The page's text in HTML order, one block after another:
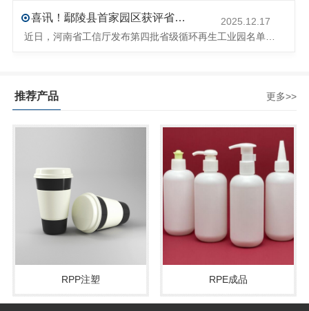
喜讯！鄢陵县首家园区获评省级循环再生工业园
2025.12.17
推荐产品 更多>>
RPP注塑 RPE成品